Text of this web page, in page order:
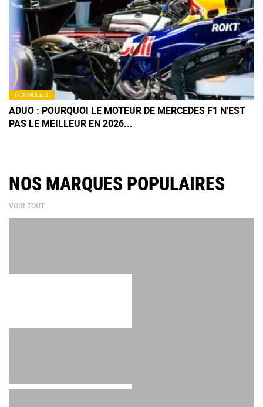
FORMULE 1
ADUO : POURQUOI LE MOTEUR DE MERCEDES F1 N'EST
PAS LE MEILLEUR EN 2026...
NOS MARQUES POPULAIRES
VOIR TOUT